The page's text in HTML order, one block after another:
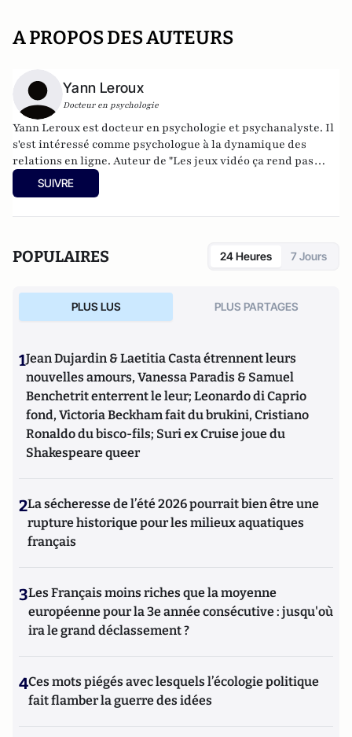
A PROPOS DES AUTEURS
Yann Leroux
Docteur en psychologie
Yann Leroux est docteur en psychologie et psychanalyste. Il
s'est intéressé comme psychologue à la dynamique des
relations en ligne. Auteur de "Les jeux vidéo ça rend pas
idiot" et "Mon psy sur internet" éditions fyp tient le blog
psyetgeek.
SUIVRE
POPULAIRES 24 Heures 7 Jours
PLUS LUS PLUS PARTAGES
1Jean Dujardin & Laetitia Casta étrennent leurs
nouvelles amours, Vanessa Paradis & Samuel
Benchetrit enterrent le leur; Leonardo di Caprio
fond, Victoria Beckham fait du brukini, Cristiano
Ronaldo du bisco-fils; Suri ex Cruise joue du
Shakespeare queer
2La sécheresse de l’été 2026 pourrait bien être une
rupture historique pour les milieux aquatiques
français
3Les Français moins riches que la moyenne
européenne pour la 3e année consécutive : jusqu'où
ira le grand déclassement ?
4Ces mots piégés avec lesquels l’écologie politique
fait flamber la guerre des idées